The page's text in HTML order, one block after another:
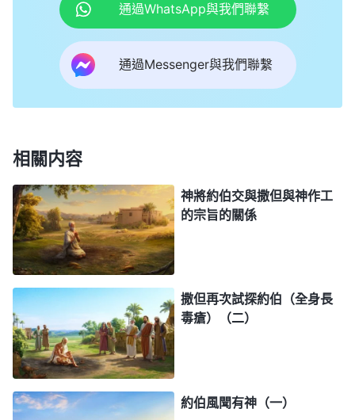
通過WhatsApp與我們聯繫
通過Messenger與我們聯繫
相關内容
神將約伯交與撒但與神作工
的宗旨的關係
撒但再次試探約伯（全身長
毒瘡）（二）
約伯風聞有神（一）